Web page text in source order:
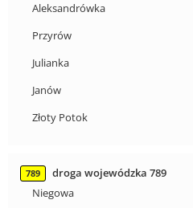
Aleksandrówka
Przyrów
Julianka
Janów
Złoty Potok
789
droga wojewódzka 789
Niegowa